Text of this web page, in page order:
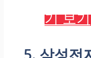
기 보기